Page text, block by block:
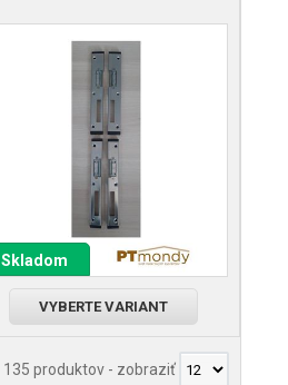
Skladom
VYBERTE VARIANT
135 produktov - zobraziť